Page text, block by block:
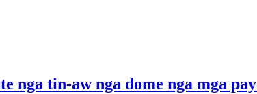
nga tin-aw nga dome nga mga